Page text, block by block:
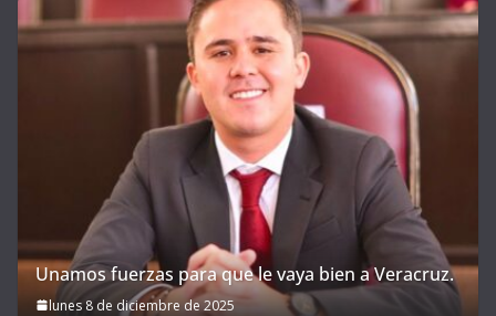
Unamos fuerzas para que le vaya bien a Veracruz.
lunes 8 de diciembre de 2025